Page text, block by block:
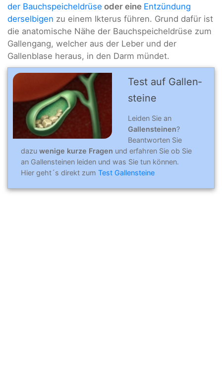
der Bauchspeicheldrüse oder eine Entzündung
derselbigen zu einem Ikterus führen. Grund dafür ist
die anatomische Nähe der Bauchspeicheldrüse zum
Gallengang, welcher aus der Leber und der
Gallenblase heraus, in den Darm mündet.
Test auf Gallen­
steine
Leiden Sie an
Gallensteinen?
Beantworten Sie
dazu wenige kurze Fragen und erfahren Sie ob Sie
an Gallensteinen leiden und was Sie tun können.
Hier geht´s direkt zum Test Gallensteine